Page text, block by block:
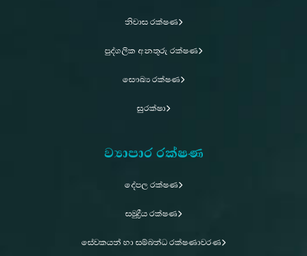
නිවාස රක්ෂණ
පුද්ගලික අනතුරු රක්ෂණ
සෞඛ්‍ය රක්ෂණ
සුරක්ෂා
ව්‍යාපාර රක්ෂණ
දේපල රක්ෂණ
සමුද්‍රීය රක්ෂණ
සේවකයන් හා සම්බන්ධ රක්ෂණාවරණ